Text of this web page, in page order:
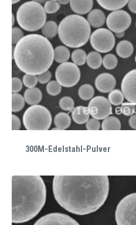
300M-Edelstahl-Pulver